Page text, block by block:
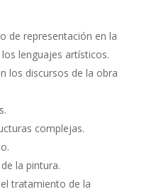
de representación en la
lenguajes artísticos.
los discursos de la obra
complejas.
la pintura.
tratamiento de la